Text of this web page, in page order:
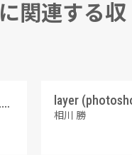
関連する収
GALERIE CONTEMPORAINE DES ILLUSTRATIONS FRANCAISES 5 シャンフルーリ
相川 勝